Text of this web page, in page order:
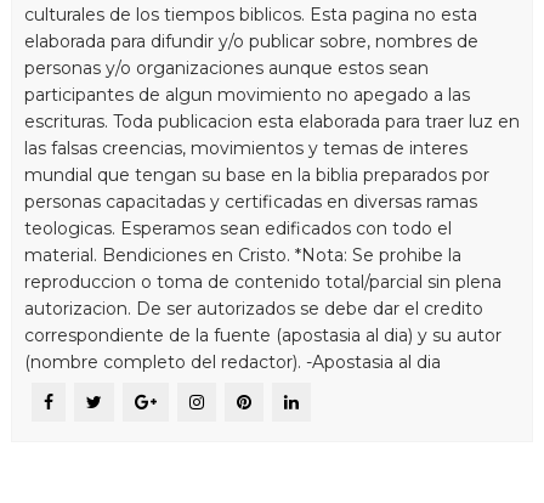
culturales de los tiempos biblicos. Esta pagina no esta
elaborada para difundir y/o publicar sobre, nombres de
personas y/o organizaciones aunque estos sean
participantes de algun movimiento no apegado a las
escrituras. Toda publicacion esta elaborada para traer luz en
las falsas creencias, movimientos y temas de interes
mundial que tengan su base en la biblia preparados por
personas capacitadas y certificadas en diversas ramas
teologicas. Esperamos sean edificados con todo el
material. Bendiciones en Cristo. *Nota: Se prohibe la
reproduccion o toma de contenido total/parcial sin plena
autorizacion. De ser autorizados se debe dar el credito
correspondiente de la fuente (apostasia al dia) y su autor
(nombre completo del redactor). -Apostasia al dia